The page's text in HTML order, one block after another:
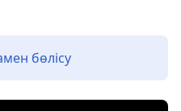
бөлісу